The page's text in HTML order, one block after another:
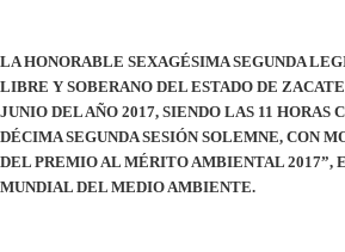
LA HONORABLE SEXAGÉSIMA SEGUNDA
LIBRE Y SOBERANO DEL ESTADO DE
JUNIO DEL AÑO 2017, SIENDO LAS 11 HORAS
DÉCIMA SEGUNDA SESIÓN SOLEMNE, CON
DEL PREMIO AL MÉRITO AMBIENTAL 2017”,
MUNDIAL DEL MEDIO AMBIENTE.